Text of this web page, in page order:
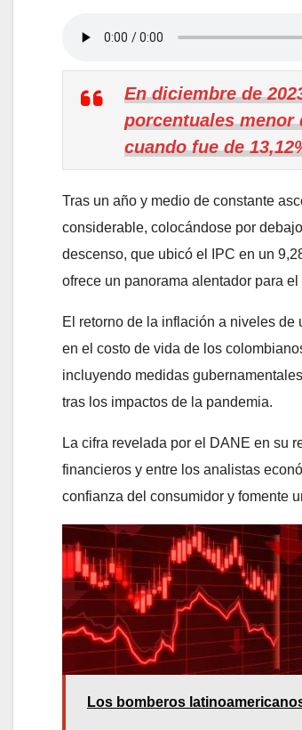
En diciembre de
porcentuales menor
cuando fue de
Tras un año y medio de constante
considerable, colocándose por
descenso, que ubicó el IPC en un
ofrece un panorama alentador para
El retorno de la inflación a niveles
en el costo de vida de los
incluyendo medidas
tras los impactos de la pandemia.
La cifra revelada por el DANE en su
financieros y entre los analistas
confianza del consumidor y fomente
Los bomberos